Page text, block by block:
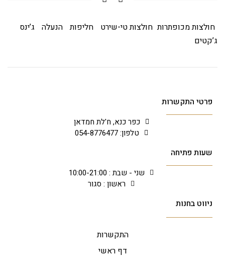
חולצות מכופתרות חולצות טי-שירט חליפות הנעלה
ג’ינס
ג’קטים
פרטי התקשרות
כפר כנא, ח'לת חמדאן
טלפון: 054-8776477
שעות פתיחה
שני - שבת : 10:00-21:00
ראשון : סגור
ניווט בחנות
התקשרות
דף ראשי